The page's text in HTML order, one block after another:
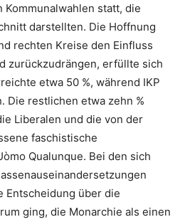
Kommunalwahlen statt, die
darstellten. Die Hoffnung
rechten Kreise den Einfluss
zurückzudrängen, erfüllte sich
etwa 50 %, während IKP
Die restlichen etwa zehn %
Liberalen und die von der
faschistische
Qualunque. Bei den sich
Entscheidung über die
ging, die Monarchie als einen